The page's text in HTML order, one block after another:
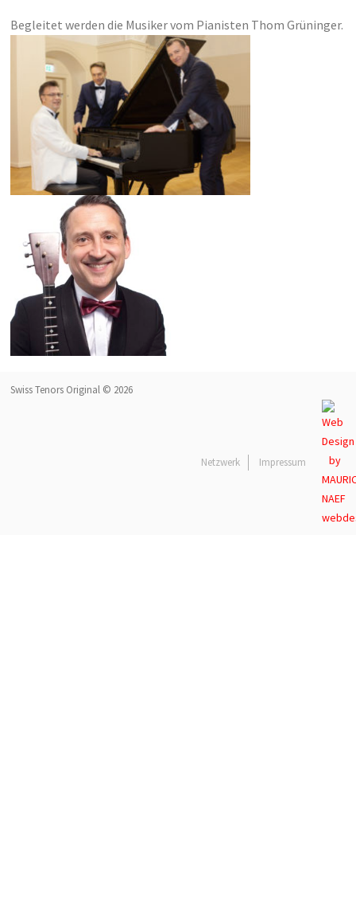
Begleitet werden die Musiker vom Pianisten Thom Grüninger.
Swiss Tenors Original © 2026
Netzwerk Impressum